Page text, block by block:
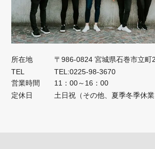
所在地
〒986-0824 宮城県石巻市立町
TEL
TEL:0225-98-3670
営業時間
11：00～16：00
定休日
土日祝（その他、夏季冬季休業